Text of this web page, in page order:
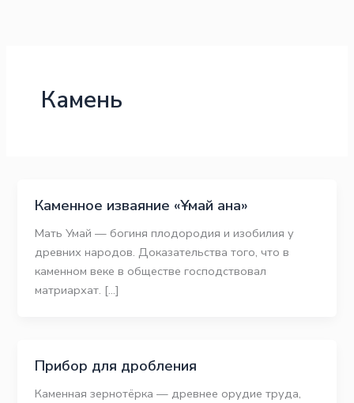
Камень
Каменное изваяние «Ұмай ана»
Мать Умай — богиня плодородия и изобилия у
древних народов. Доказательства того, что в
каменном веке в обществе господствовал
матриархат. […]
Прибор для дробления
Каменная зернотёрка — древнее орудие труда,